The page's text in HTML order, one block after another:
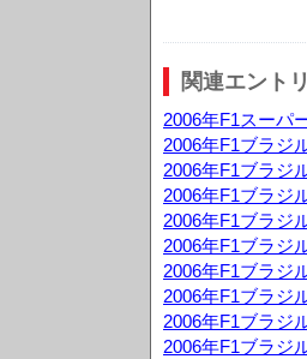
関連エント
2006年F1スーパ
2006年F1ブラジ
2006年F1ブラジ
2006年F1ブラジ
2006年F1ブラジ
2006年F1ブラジ
2006年F1ブラジ
2006年F1ブラジ
2006年F1ブラジ
2006年F1ブラジ